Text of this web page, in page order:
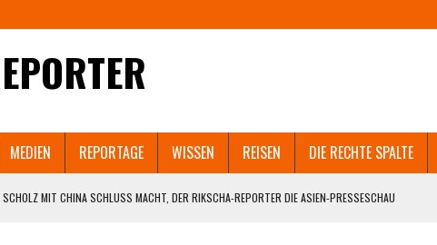
MEDIEN REPORTAGE WISSEN REISEN DIE RECHTE SPALTE
SCHOLZ MIT CHINA SCHLUSS MACHT, DER RIKSCHA-REPORTER DIE ASIEN-PRESSESCHAU